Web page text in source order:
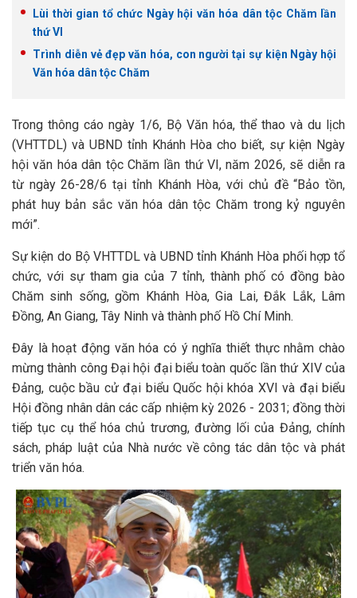
Lùi thời gian tổ chức Ngày hội văn hóa dân tộc Chăm lần
thứ VI
Trình diễn vẻ đẹp văn hóa, con người tại sự kiện Ngày hội
Văn hóa dân tộc Chăm
Trong thông cáo ngày 1/6, Bộ Văn hóa, thể thao và du lịch
(VHTTDL) và UBND tỉnh Khánh Hòa cho biết, sự kiện Ngày
hội văn hóa dân tộc Chăm lần thứ VI, năm 2026, sẽ diễn ra
từ ngày 26-28/6 tại tỉnh Khánh Hòa, với chủ đề “Bảo tồn,
phát huy bản sắc văn hóa dân tộc Chăm trong kỷ nguyên
mới”.
Sự kiện do Bộ VHTTDL và UBND tỉnh Khánh Hòa phối hợp tổ
chức, với sự tham gia của 7 tỉnh, thành phố có đồng bào
Chăm sinh sống, gồm Khánh Hòa, Gia Lai, Đắk Lắk, Lâm
Đồng, An Giang, Tây Ninh và thành phố Hồ Chí Minh.
Đây là hoạt động văn hóa có ý nghĩa thiết thực nhằm chào
mừng thành công Đại hội đại biểu toàn quốc lần thứ XIV của
Đảng, cuộc bầu cử đại biểu Quốc hội khóa XVI và đại biểu
Hội đồng nhân dân các cấp nhiệm kỳ 2026 - 2031; đồng thời
tiếp tục cụ thể hóa chủ trương, đường lối của Đảng, chính
sách, pháp luật của Nhà nước về công tác dân tộc và phát
triển văn hóa.